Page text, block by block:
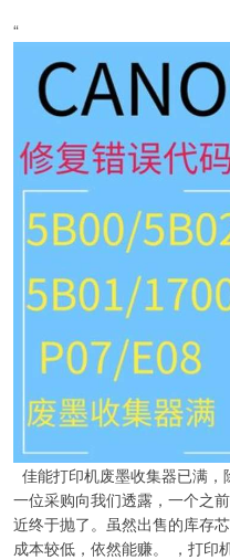
“
佳能打印机废墨收集器已满
一位采购向我们透露，一个之
近终于抛了。虽然出售的库存
成本较低，依然能赚。 ，打印